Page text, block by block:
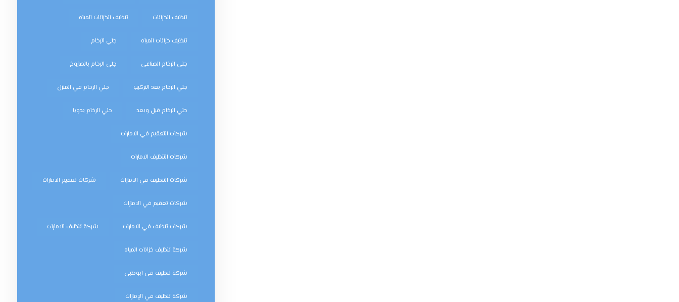
تنظيف الخزانات تنظيف الخزانات المياه
تنظيف خزانات المياه جلي الرخام
جلي الرخام الصناعي جلي الرخام بالصاروخ
جلي الرخام بعد التركيب جلي الرخام في المنزل
جلي الرخام قبل وبعد جلي الرخام يدويا
شركات التعقيم في الامارات
شركات التنظيف الامارات
شركات التنظيف في الامارات شركات تعقيم الامارات
شركات تعقيم في الامارات
شركات تنظيف في الامارات شركة تنظيف الامارات
شركة تنظيف خزانات المياه
شركة تنظيف في ابوظبي
شركة تنظيف في الإمارات